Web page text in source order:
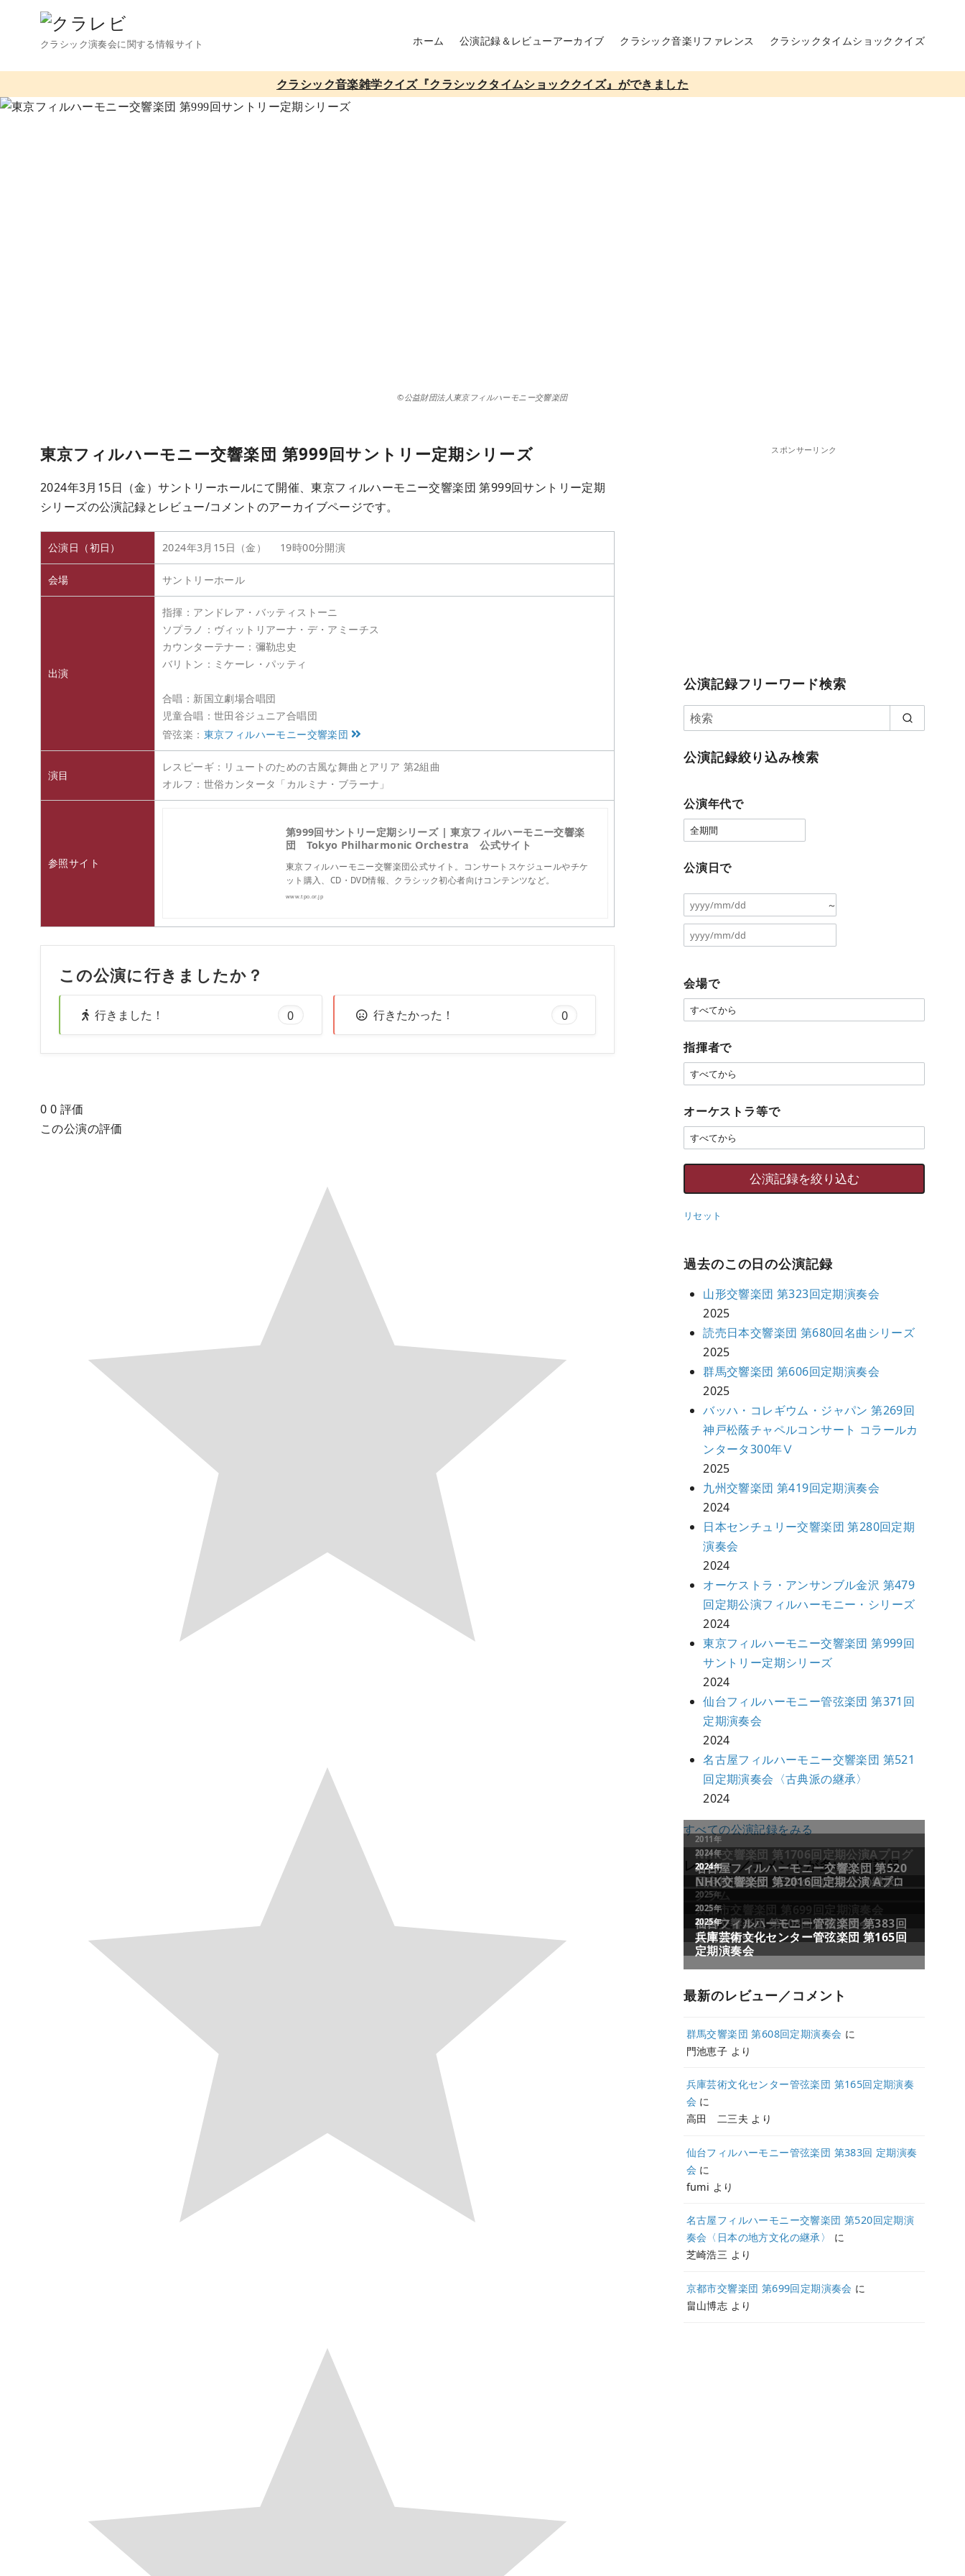
へ
クラシック演奏会に関する情報サイト ホーム 公演記録＆レビューアーカイブ クラシック音楽リファレンス クラシックタイムショッククイズ
クラシック音楽雑学クイズ『クラシックタイムショッククイズ』ができました
©公益財団法人東京フィルハーモニー交響楽団
東京フィルハーモニー交響楽団 第999回サントリー定期シリーズ
2024年3月15日（金）サントリーホールにて開催、東京フィルハーモニー交響楽団 第999回サントリー定期
シリーズの公演記録とレビュー/コメントのアーカイブページです。
公演日（初日） 2024年3月15日（金） 19時00分開演
会場 サントリーホール
出演
指揮：アンドレア・バッティストーニ
ソプラノ：ヴィットリアーナ・デ・アミーチス
カウンターテナー：彌勒忠史
バリトン：ミケーレ・パッティ
合唱：新国立劇場合唱団
児童合唱：世田谷ジュニア合唱団
管弦楽： 東京フィルハーモニー交響楽団
演目
レスピーギ：リュートのための古風な舞曲とアリア 第2組曲
オルフ：世俗カンタータ「カルミナ・ブラーナ」
参照サイト
第999回サントリー定期シリーズ | 東京フィルハーモニー交響楽
団 Tokyo Philharmonic Orchestra 公式サイト
東京フィルハーモニー交響楽団公式サイト。コンサートスケジュールやチケ
ット購入、CD・DVD情報、クラシック初心者向けコンテンツなど。
www.tpo.or.jp
この公演に行きましたか？
行きました！ 0 行きたかった！ 0
0 0 評価
この公演の評価
スポンサーリンク
公演記録フリーワード検索
公演記録絞り込み検索
公演年代で
公演日で
～
会場で
指揮者で
オーケストラ等で
リセット
過去のこの日の公演記録
山形交響楽団 第323回定期演奏会
2025
読売日本交響楽団 第680回名曲シリーズ
2025
群馬交響楽団 第606回定期演奏会
2025
バッハ・コレギウム・ジャパン 第269回
神戸松蔭チャペルコンサート コラールカ
ンタータ300年Ⅴ
2025
九州交響楽団 第419回定期演奏会
2024
日本センチュリー交響楽団 第280回定期
演奏会
2024
オーケストラ・アンサンブル金沢 第479
回定期公演フィルハーモニー・シリーズ
2024
東京フィルハーモニー交響楽団 第999回
サントリー定期シリーズ
2024
仙台フィルハーモニー管弦楽団 第371回
定期演奏会
2024
名古屋フィルハーモニー交響楽団 第521
回定期演奏会〈古典派の継承〉
2024
すべての公演記録をみる
レビュー／コメントが多い公演記録
最新のレビュー／コメント
群馬交響楽団 第608回定期演奏会 に
門池恵子 より
兵庫芸術文化センター管弦楽団 第165回定期演奏
会 に
高田 二三夫 より
仙台フィルハーモニー管弦楽団 第383回 定期演奏
会 に
fumi より
名古屋フィルハーモニー交響楽団 第520回定期演
奏会〈日本の地方文化の継承〉
に
芝崎浩三 より
京都市交響楽団 第699回定期演奏会 に
畠山博志 より